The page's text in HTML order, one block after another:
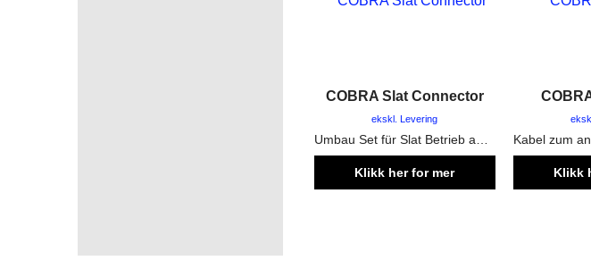
COBRA Slat Connector
ekskl. Levering
Umbau Set für Slat Betrieb auf dem Cobra Funkzündanlagen System
Klikk her for mer Klikk